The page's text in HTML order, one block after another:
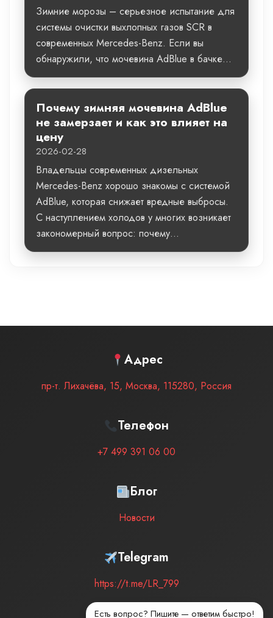
Зимние морозы – серьезное испытание для
системы очистки выхлопных газов SCR в
современных Mercedes-Benz. Если вы
обнаружили, что мочевина AdBlue в бачке...
Почему зимняя мочевина AdBlue
не замерзает и как это влияет на
цену
2026-02-28
Владельцы современных дизельных
Mercedes-Benz хорошо знакомы с системой
AdBlue, которая снижает вредные выбросы.
С наступлением холодов у многих возникает
закономерный вопрос: почему...
Адрес
пр-т. Лихачёва, 15, Москва, 115280, Россия
Телефон
+7 499 391 06 00
Блог
Новости
Telegram
https://t.me/LR_799
Есть вопрос? Пишите — ответим быстро!